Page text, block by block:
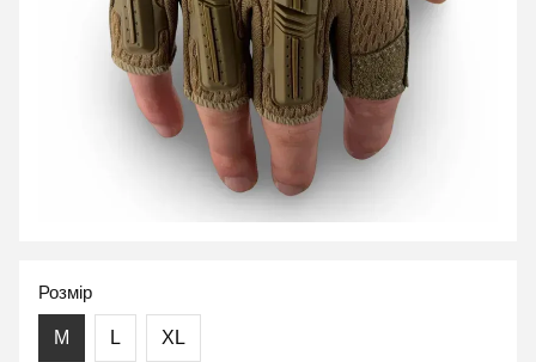
Розмір
M L XL